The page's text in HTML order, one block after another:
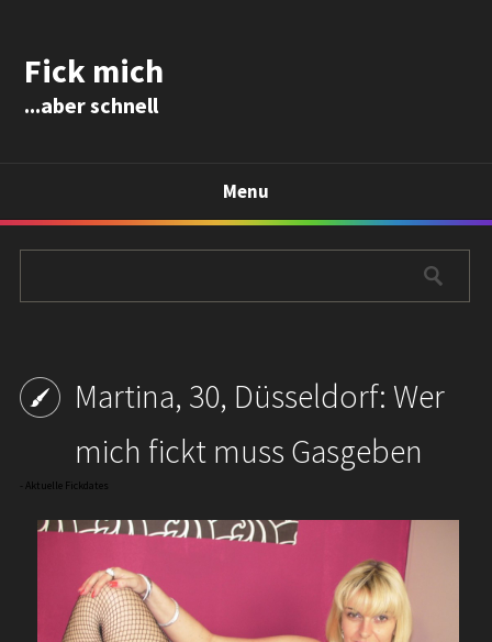
Fick mich
...aber schnell
Menu
Martina, 30, Düsseldorf: Wer
mich fickt muss Gasgeben
- Aktuelle Fickdates